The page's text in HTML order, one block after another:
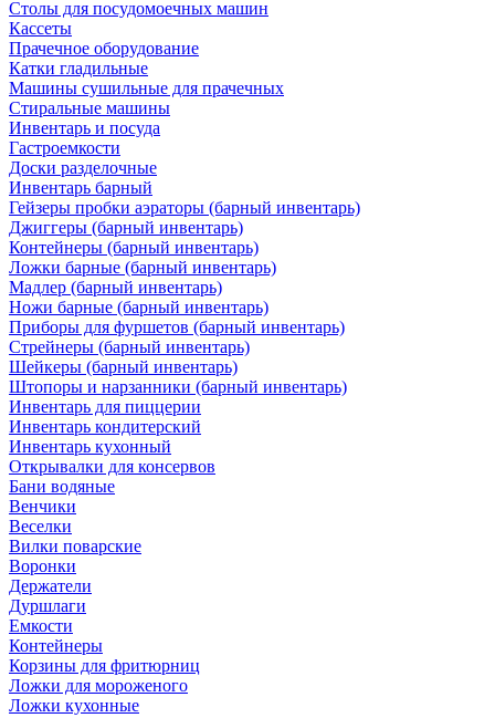
Столы для посудомоечных машин
Кассеты
Прачечное оборудование
Катки гладильные
Машины сушильные для прачечных
Стиральные машины
Инвентарь и посуда
Гастроемкости
Доски разделочные
Инвентарь барный
Гейзеры пробки аэраторы (барный инвентарь)
Джиггеры (барный инвентарь)
Контейнеры (барный инвентарь)
Ложки барные (барный инвентарь)
Мадлер (барный инвентарь)
Ножи барные (барный инвентарь)
Приборы для фуршетов (барный инвентарь)
Стрейнеры (барный инвентарь)
Шейкеры (барный инвентарь)
Штопоры и нарзанники (барный инвентарь)
Инвентарь для пиццерии
Инвентарь кондитерский
Инвентарь кухонный
Открывалки для консервов
Бани водяные
Венчики
Веселки
Вилки поварские
Воронки
Держатели
Дуршлаги
Емкости
Контейнеры
Корзины для фритюрниц
Ложки для мороженого
Ложки кухонные